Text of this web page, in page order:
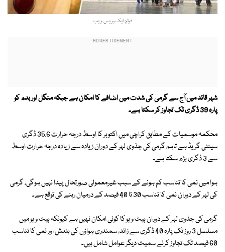
فوٹو: ایکسپریس ویب
شہر قائد میں آج سے گرمی کی شدت میں اضافے کا امکان ہے جبکہ منگل اور بدھ کو
پارہ 39 ڈگری تک تجاوز کر سکتا ہے۔
محکمہ موسمیات کے مطابق کراچی میں اکتوبر کا اوسط درجہ حرارت 35.6 ڈگری
سینٹی گریڈ ہے تاہم گرمی کی جذوی لہر کے دوران زیادہ سے زیادہ درجہ حرارت اوسط
سے 3 ڈگری بڑھ سکتا ہے۔
ہوا میں نمی کا تناسب کم ہونے کے سبب غیرمعمولی صورتحال پیدا نہیں ہوگی، گرمی
کی لہر کے دوران نمی کا تناسب 30 تا 40 فیصد کے درمیان رہنے کی توقع ہے۔
گرمی کی جذوی لہر کے دوران ہیٹ ویو کا کوئی امکان نہیں ہے کیونکہ ہیٹ ویو میں
مسلسل 3 روز تک پارہ 40 ڈگری سے زائد، سمندری ہواؤں کی بندش اور نمی کا تناسب
60 فیصد تک تجاوز کرنے سمیت دیگر عوامل شامل ہیں۔